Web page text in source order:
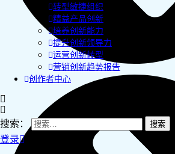
转型敏捷组织
精益产品创新
培养创新能力
提升创新领导力
运营创新转型
营销创新趋势报告
创作者中心
搜索：
登录